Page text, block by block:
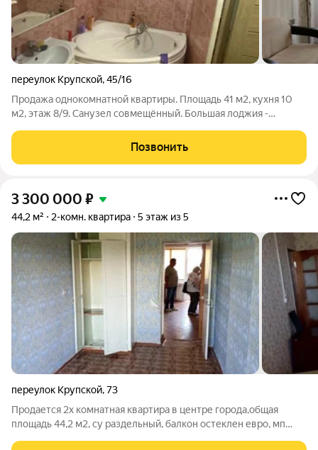
переулок Крупской,45/16
Продажа однокомнатной квартиры. Площадь 41 м2, кухня 10
м2, этаж 8/9. Санузел совмещённый. Большая лоджия -
ремонт. Квартира продаётся со всей мебелью и бытовой
техникой. Подходит семейная ипотека
Позвонить
3 300 000 ₽
44,2 м² 2-комн. квартира 5 этаж из 5
переулок Крупской,73
Продается 2х комнатная квартира в центре города,общая
площадь 44,2 м2, су раздельный, балкон остеклен евро, мп